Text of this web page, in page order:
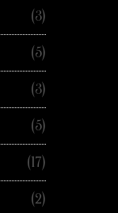
(3)
(5)
(3)
(5)
(17)
(2)